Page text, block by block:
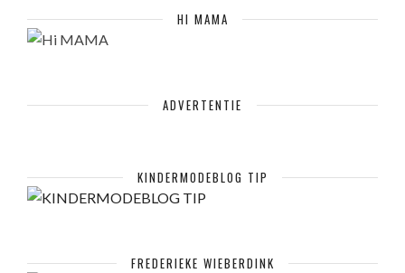
HI MAMA
ADVERTENTIE
KINDERMODEBLOG TIP
FREDERIEKE WIEBERDINK